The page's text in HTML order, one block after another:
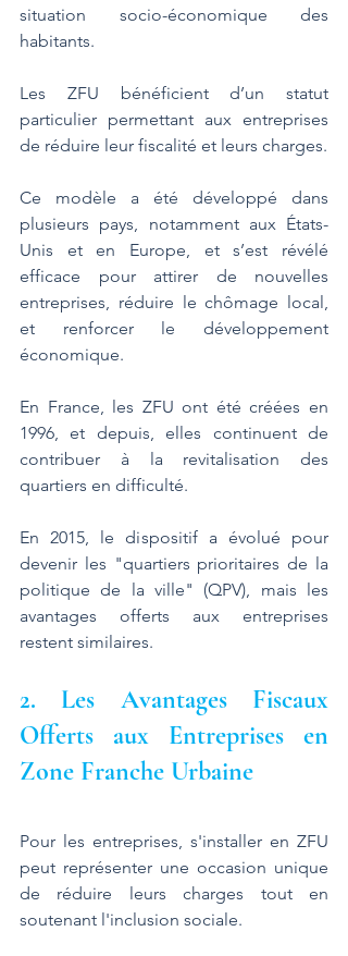
situation socio-économique des
habitants.
Les ZFU bénéficient d’un statut
particulier permettant aux entreprises
Ce modèle a été développé dans
plusieurs pays, notamment aux États-
Unis et en Europe, et s’est révélé
efficace pour attirer de nouvelles
entreprises, réduire le chômage local,
et renforcer le développement
économique.
En France, les ZFU ont été créées en
1996, et depuis, elles continuent de
contribuer à la revitalisation des
quartiers en difficulté.
En 2015, le dispositif a évolué pour
devenir les "quartiers prioritaires de la
politique de la ville" (QPV), mais les
avantages offerts aux entreprises
restent similaires.
2. Les Avantages Fiscaux
Offerts aux Entreprises en
Zone Franche Urbaine
Pour les entreprises, s'installer en ZFU
peut représenter une occasion unique
de réduire leurs charges tout en
soutenant l'inclusion sociale.